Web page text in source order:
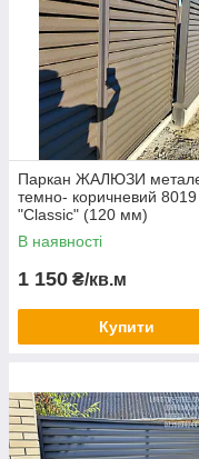
надаємо гарантію на
бути впевнені у
паркану.
Паркан ЖАЛЮЗИ
темно- коричневий 8019
"Classic" (120 мм)
односторонній,
покриття
В наявності
1 150 ₴/кв.м
Купити